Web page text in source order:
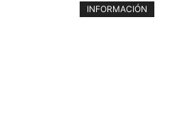
INFORMACIÓN